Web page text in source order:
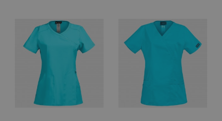
DE TARGETARE
DE FUNCŢIONALITATE
NECLASIFICATE